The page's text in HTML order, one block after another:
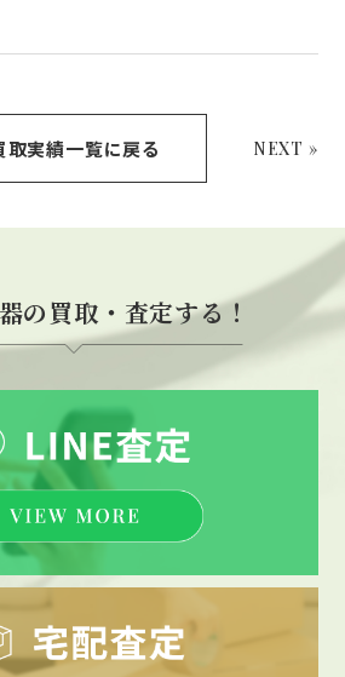
取実績一覧に戻る NEXT »
の買取・査定する！